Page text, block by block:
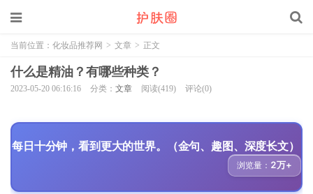
当前位置： 化妆品推荐网 > 文章 > 正文
什么是精油？有哪些种类？
2023-05-20 06:16:16 分类： 文章 阅读(419) 评论(0)
每日十分钟，看到更大的世界。（金句、趣图、深度长文）
浏览量： 2万+